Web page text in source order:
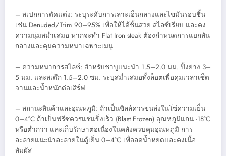
– สเปกการตัดแต่ง: ระบุระดับการเลาะเอ็นกลางและไขมันรอบชิ้น
เช่น Denuded/Trim 90–95% เพื่อให้ได้ชิ้นสวย สไลซ์เรียบ และคง
ความนุ่มสม่ำเสมอ หากจะทำ Flat Iron steak ต้องกำหนดการแยกสัน
กลางและคุมความหนาเฉพาะเมนู
– ความหนาการสไลซ์: สำหรับชาบูแนะนำ 1.5–2.0 มม. ปิ้งย่าง 3–
5 มม. และสเต๊ก 1.5–2.0 ซม. ระบุสม่ำเสมอทั้งล็อตเพื่อคุมเวลาเซ็ต
จานและน้ำหนักต่อเสิร์ฟ
– สถานะสินค้าและอุณหภูมิ: ถ้าเป็นชิลล์ควรขนส่งในโซ่ความเย็น
0–4°C ถ้าเป็นฟรีซควรแช่แข็งเร็ว (Blast Frozen) อุณหภูมิแกน -18°C
หรือต่ำกว่า และเก็บรักษาต่อเนื่องในคลังควบคุมอุณหภูมิ การ
ละลายแนะนำละลายในตู้เย็น 0–4°C เพื่อลดน้ำหยดและคงเนื้อ
สัมผัส